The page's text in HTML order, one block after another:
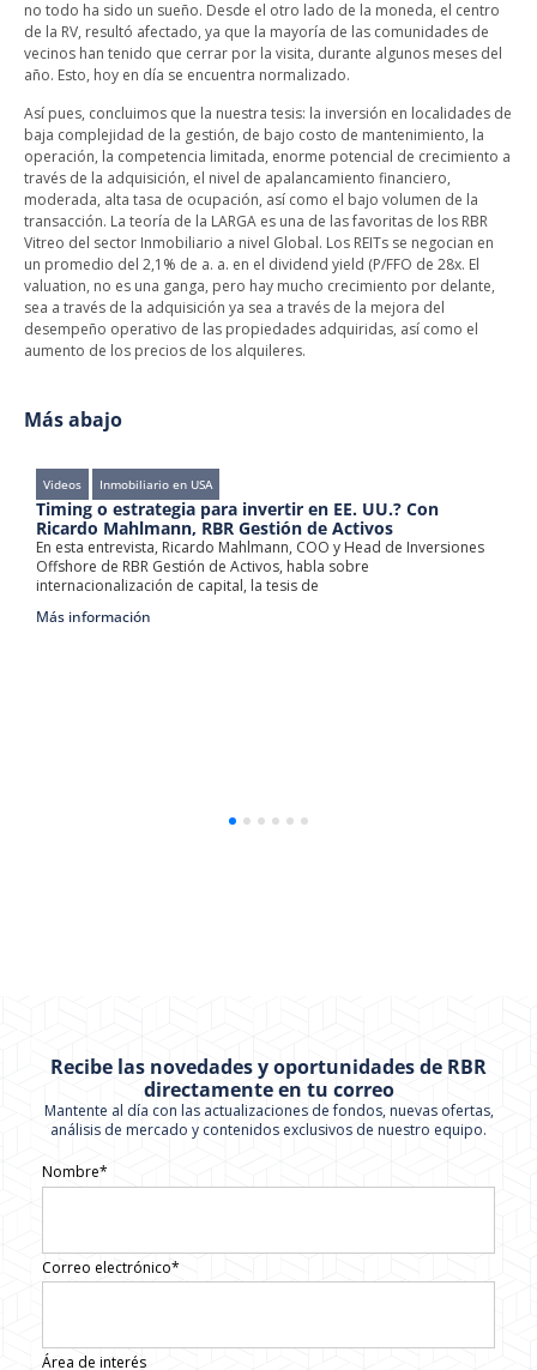
no todo ha sido un sueño. Desde el otro lado de la moneda, el centro
de la RV, resultó afectado, ya que la mayoría de las comunidades de
vecinos han tenido que cerrar por la visita, durante algunos meses del
año. Esto, hoy en día se encuentra normalizado.
Así pues, concluimos que la nuestra tesis: la inversión en localidades de
baja complejidad de la gestión, de bajo costo de mantenimiento, la
operación, la competencia limitada, enorme potencial de crecimiento a
través de la adquisición, el nivel de apalancamiento financiero,
moderada, alta tasa de ocupación, así como el bajo volumen de la
transacción. La teoría de la LARGA es una de las favoritas de los RBR
Vitreo del sector Inmobiliario a nivel Global. Los REITs se negocian en
un promedio del 2,1% de a. a. en el dividend yield (P/FFO de 28x. El
valuation, no es una ganga, pero hay mucho crecimiento por delante,
sea a través de la adquisición ya sea a través de la mejora del
desempeño operativo de las propiedades adquiridas, así como el
aumento de los precios de los alquileres.
Más abajo
en USA
para invertir en EE. UU.? Con
RBR Gestión de Activos
Ricardo Mahlmann, COO y Head de Inversiones
RBR Gestión de Activos, habla sobre
de capital, la tesis de
Data de
Glosario de
Con el objetivo
accesible,
Recibe las novedades y oportunidades de RBR
directamente en tu correo
Mantente al día con las actualizaciones de fondos, nuevas ofertas,
análisis de mercado y contenidos exclusivos de nuestro equipo.
Nombre*
Correo electrónico*
Área de interés